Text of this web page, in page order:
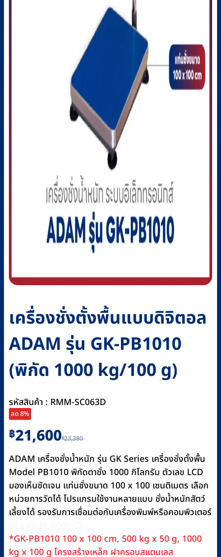
เครื่องชั่งตั้งพื้นแบบดิจิตอล
ADAM รุ่น GK-PB1010
(พิกัด 1000 kg/100 g)
รหัสสินค้า : RMM-SC063D
ลด 8%
฿23,380
Original
price
was:
฿23,380.
฿21,600
Current
price
is:
฿21,600.
ADAM เครื่องชั่งน้ำหนัก รุ่น GK Series เครื่องชั่งตั้งพื้น
Model PB1010 พิกัดตาชั่ง 1000 กิโลกรัม ตัวเลข LCD
มองเห็นชัดเจน แท่นชั่งขนาด 100 x 100 เซนติเมตร เลือก
หน่วยการวัดได้ โปรแกรมใช้งานหลายแบบ ชั่งน้ำหนักสัตว์
เลี้ยงได้ รองรับการเชื่อมต่อกับเครื่องพิมพ์หรือคอมพิวเตอร์
*GK-PB1010 100 x 100 cm, 500 kg x 50 g, 1000
kg x 100 g โครงสร้างเหล็ก ฝาครอบสแตนเลส